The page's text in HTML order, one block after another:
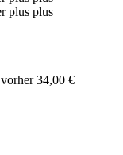
vorher 34,00 €